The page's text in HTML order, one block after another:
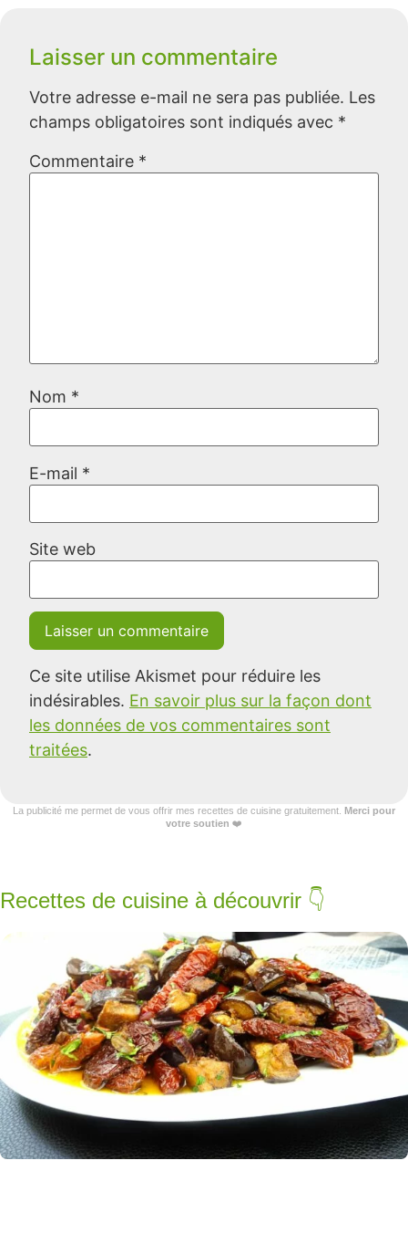
Laisser un commentaire
Votre adresse e-mail ne sera pas publiée. Les
champs obligatoires sont indiqués avec *
Commentaire *
Nom *
E-mail *
Site web
Ce site utilise Akismet pour réduire les
indésirables. En savoir plus sur la façon dont
les données de vos commentaires sont
traitées.
La publicité me permet de vous offrir mes recettes de cuisine gratuitement. Merci pour
votre soutien ❤️
Recettes de cuisine à découvrir 👇